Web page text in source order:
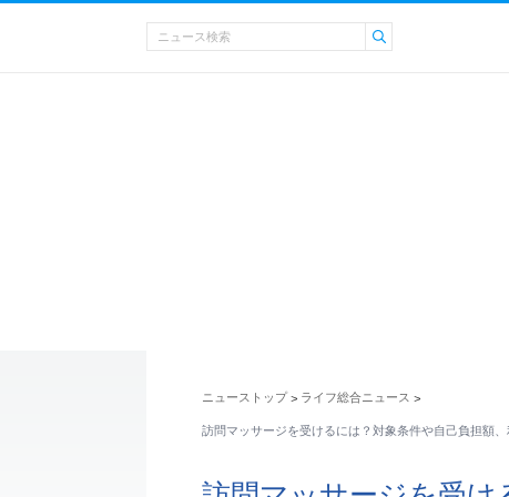
ニューストップ > ライフ総合ニュース >
訪問マッサージを受けるには？対象条件や自己負担額